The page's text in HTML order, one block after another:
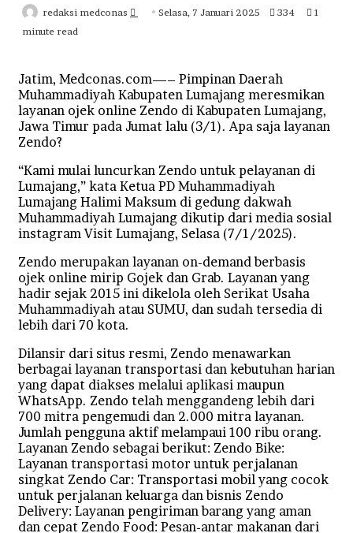
redaksi medconas
SendSelasa, 7 Januari 2025 334
1
minute read
Jatim, Medconas.com—– Pimpinan Daerah
Muhammadiyah Kabupaten Lumajang meresmikan
layanan ojek online Zendo di Kabupaten Lumajang,
Jawa Timur pada Jumat lalu (3/1). Apa saja layanan
Zendo?
“Kami mulai luncurkan Zendo untuk pelayanan di
Lumajang,” kata Ketua PD Muhammadiyah
Lumajang Halimi Maksum di gedung dakwah
Muhammadiyah Lumajang dikutip dari media sosial
instagram Visit Lumajang, Selasa (7/1/2025).
Zendo merupakan layanan on-demand berbasis
ojek online mirip Gojek dan Grab. Layanan yang
hadir sejak 2015 ini dikelola oleh Serikat Usaha
Muhammadiyah atau SUMU, dan sudah tersedia di
lebih dari 70 kota.
Dilansir dari situs resmi, Zendo menawarkan
berbagai layanan transportasi dan kebutuhan harian
yang dapat diakses melalui aplikasi maupun
WhatsApp. Zendo telah menggandeng lebih dari
700 mitra pengemudi dan 2.000 mitra layanan.
Jumlah pengguna aktif melampaui 100 ribu orang.
Layanan Zendo sebagai berikut: Zendo Bike:
Layanan transportasi motor untuk perjalanan
singkat Zendo Car: Transportasi mobil yang cocok
untuk perjalanan keluarga dan bisnis Zendo
Delivery: Layanan pengiriman barang yang aman
dan cepat Zendo Food: Pesan-antar makanan dari